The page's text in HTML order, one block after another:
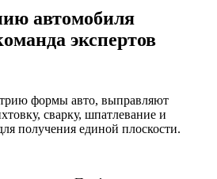
автомобиля
экспертов
формы авто, выправляют
сварку, шпатлевание и
получения единой плоскости.